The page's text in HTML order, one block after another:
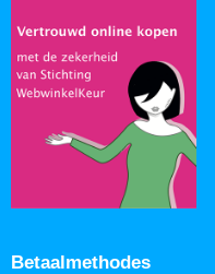
Betaalmethodes